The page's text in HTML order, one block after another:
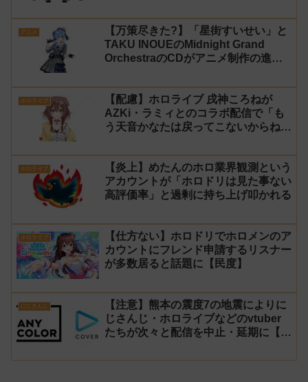
アニメ
【万策尽きた?】「星街すいせい」と
TAKU INOUEのMidnight Grand
OrchestraのCDがアニメ制作の進行
ホロライブ
【配慮】ホロライブ 戌神ころねが
AZKi・ラミィとのコラボ配信で「も
う天音かなたは戻ってこないからね」
ホロライブ
【炎上】めたんのホロ業界観測という
アカウントが「ホロドリは見た事ない
高評価率」と過剰に持ち上げ叩かれる
ホロライブ
【仕方ない】ホロドリでホロメンのア
カウントにフレンド申請するリスナー
が多数居ると話題に【民度】
にじさんじ
【注意】熊本の震度7の地震によりに
じさんじ・ホロライブなどのvtuber
たちが次々と配信を中止・延期に【不